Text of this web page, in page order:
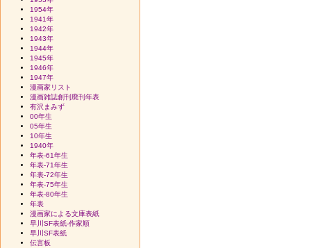
1954年
1941年
1942年
1943年
1944年
1945年
1946年
1947年
漫画家リスト
漫画雑誌創刊廃刊年表
有沢まみず
00年生
05年生
10年生
1940年
年表-61年生
年表-71年生
年表-72年生
年表-75年生
年表-80年生
年表
漫画家による文庫表紙
早川SF表紙-作家順
早川SF表紙
伝言板